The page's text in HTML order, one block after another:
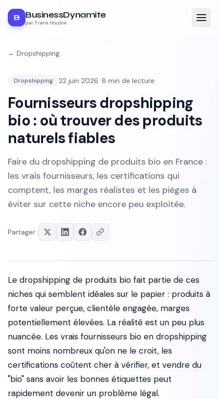
B BusinessDynamite
par Frank Houbre
← Dropshipping
Dropshipping 22 juin 2026· 8 min de lecture
Fournisseurs dropshipping
bio : où trouver des produits
naturels fiables
Faire du dropshipping de produits bio en France :
les vrais fournisseurs, les certifications qui
comptent, les marges réalistes et les pièges à
éviter sur cette niche encore peu exploitée.
Partager :
Le dropshipping de produits bio fait partie de ces
niches qui semblent idéales sur le papier : produits à
forte valeur perçue, clientèle engagée, marges
potentiellement élevées. La réalité est un peu plus
nuancée. Les vrais fournisseurs bio en dropshipping
sont moins nombreux qu'on ne le croit, les
certifications coûtent cher à vérifier, et vendre du
"bio" sans avoir les bonnes étiquettes peut
rapidement devenir un problème légal.